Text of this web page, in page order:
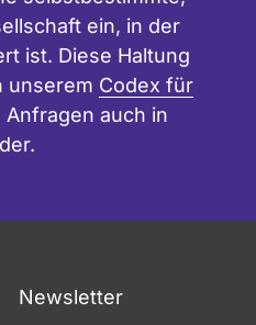
ein, in der
ist. Diese Haltung
unserem Codex für
Anfragen auch in
Newsletter